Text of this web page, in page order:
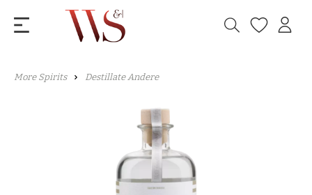
More Spirits Destillate Andere